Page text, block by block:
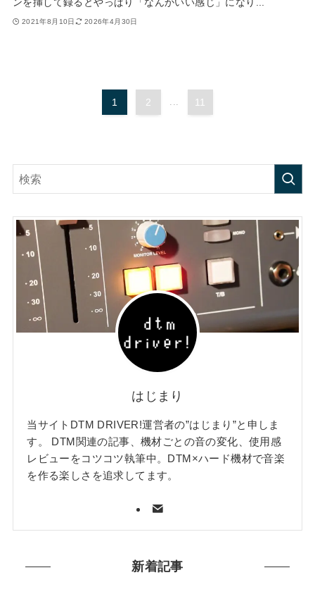
2021年8月10日 2026年4月30日
1 2 11
はじまり
当サイトDTM DRIVER!運営者の”はじまり”と申しま
す。 DTM関連の記事、機材ごとの音の変化、使用感
レビューをコツコツ執筆中。DTM×ハード機材で音楽
を作る楽しさを追求してます。
新着記事